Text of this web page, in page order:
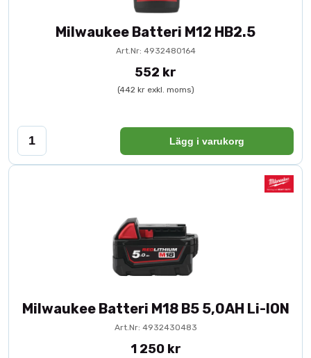
Milwaukee Batteri M12 HB2.5
Art.Nr: 4932480164
552 kr
(442 kr exkl. moms)
Lägg i varukorg
Milwaukee Batteri M18 B5 5,0AH Li-ION
Art.Nr: 4932430483
1 250 kr